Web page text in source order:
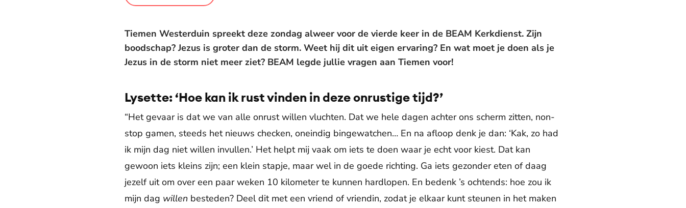
Tiemen Westerduin spreekt deze zondag alweer voor de vierde keer in de BEAM Kerkdienst. Zijn
boodschap? Jezus is groter dan de storm. Weet hij dit uit eigen ervaring? En wat moet je doen als je
Jezus in de storm niet meer ziet? BEAM legde jullie vragen aan Tiemen voor!
Lysette: ‘Hoe kan ik rust vinden in deze onrustige tijd?’
“Het gevaar is dat we van alle onrust willen vluchten. Dat we hele dagen achter ons scherm zitten, non-
stop gamen, steeds het nieuws checken, oneindig bingewatchen… En na afloop denk je dan: ‘Kak, zo had
ik mijn dag niet willen invullen.’ Het helpt mij vaak om iets te doen waar je echt voor kiest. Dat kan
gewoon iets kleins zijn; een klein stapje, maar wel in de goede richting. Ga iets gezonder eten of daag
jezelf uit om over een paar weken 10 kilometer te kunnen hardlopen. En bedenk ’s ochtends: hoe zou ik
mijn dag willen besteden? Deel dit met een vriend of vriendin, zodat je elkaar kunt steunen in het maken